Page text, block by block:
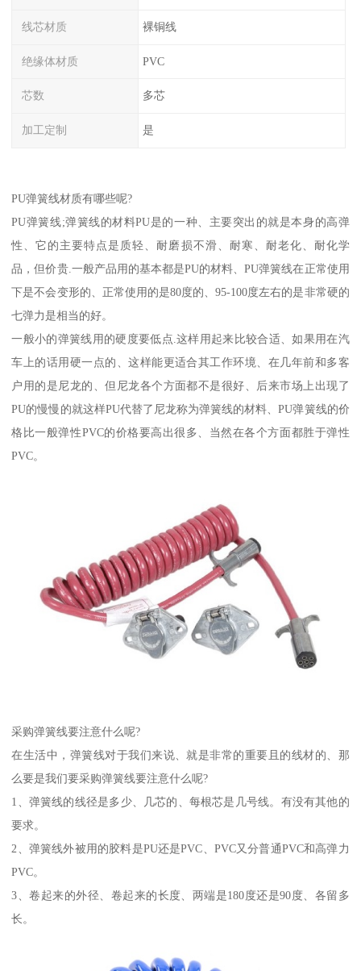
线芯材质 裸铜线
绝缘体材质 PVC
芯数 多芯
加工定制 是
PU弹簧线材质有哪些呢?
PU弹簧线;弹簧线的材料PU是的一种、主要突出的就是本身的高弹
性、它的主要特点是质轻、耐磨损不滑、耐寒、耐老化、耐化学
品，但价贵.一般产品用的基本都是PU的材料、PU弹簧线在正常使用
下是不会变形的、正常使用的是80度的、95-100度左右的是非常硬的
七弹力是相当的好。
一般小的弹簧线用的硬度要低点.这样用起来比较合适、如果用在汽
车上的话用硬一点的、这样能更适合其工作环境、在几年前和多客
户用的是尼龙的、但尼龙各个方面都不是很好、后来市场上出现了
PU的慢慢的就这样PU代替了尼龙称为弹簧线的材料、PU弹簧线的价
格比一般弹性PVC的价格要高出很多、当然在各个方面都胜于弹性
PVC。
采购弹簧线要注意什么呢?
在生活中，弹簧线对于我们来说、就是非常的重要且的线材的、那
么要是我们要采购弹簧线要注意什么呢?
1、弹簧线的线径是多少、几芯的、每根芯是几号线。有没有其他的
要求。
2、弹簧线外被用的胶料是PU还是PVC、PVC又分普通PVC和高弹力
PVC。
3、卷起来的外径、卷起来的长度、两端是180度还是90度、各留多
长。